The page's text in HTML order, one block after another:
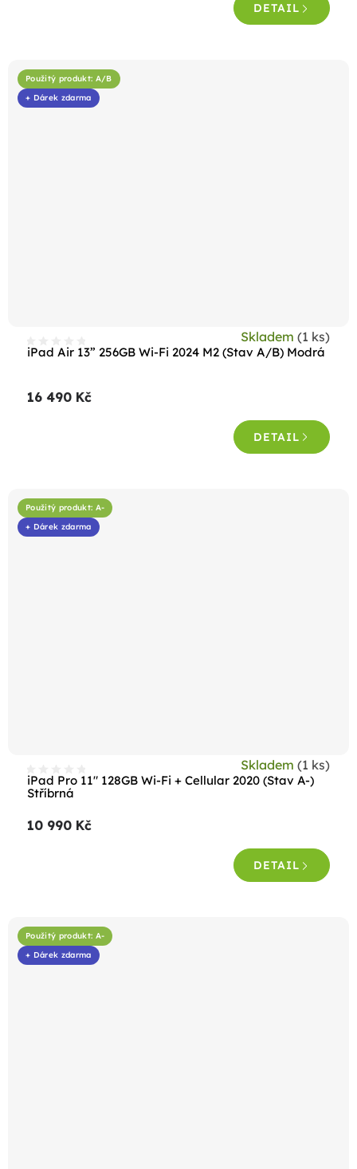
DETAIL
Použitý produkt: A/B
+ Dárek zdarma
iPad Air 13” 256GB Wi-Fi 2024 M2 (Stav A/B) Modrá
Skladem (1 ks)
16 490 Kč
DETAIL
Použitý produkt: A-
+ Dárek zdarma
iPad Pro 11" 128GB Wi-Fi + Cellular 2020 (Stav A-)
Stříbrná
Skladem (1 ks)
10 990 Kč
DETAIL
Použitý produkt: A-
+ Dárek zdarma